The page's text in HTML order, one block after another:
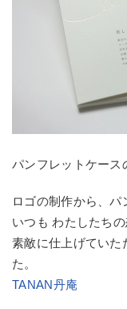
パンフレットケース
ロゴの制作から、パ
いつも わたしたち
素敵に仕上げていた
た。
TANAN丹庵